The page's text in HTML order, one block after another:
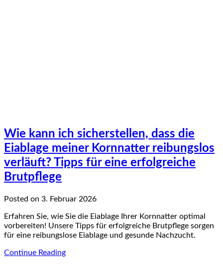
Wie kann ich sicherstellen, dass die
Eiablage meiner Kornnatter reibungslos
verläuft? Tipps für eine erfolgreiche
Brutpflege
Posted on 3. Februar 2026
Erfahren Sie, wie Sie die Eiablage Ihrer Kornnatter optimal
vorbereiten! Unsere Tipps für erfolgreiche Brutpflege sorgen
für eine reibungslose Eiablage und gesunde Nachzucht.
Continue Reading